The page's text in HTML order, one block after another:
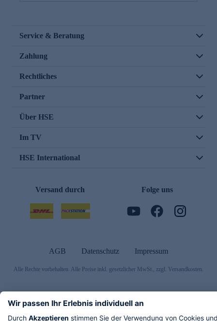
Service & Beratung
Zahlung
Rechtliches
Partner
Über HSE
Im TV
HSE International
Versand durch Folge uns
AGB Datenschutz Impressum
Alle Rechte vorbehalten. Alle Preise inkl. gesetzlicher MwSt., zzgl. Versandkosten.